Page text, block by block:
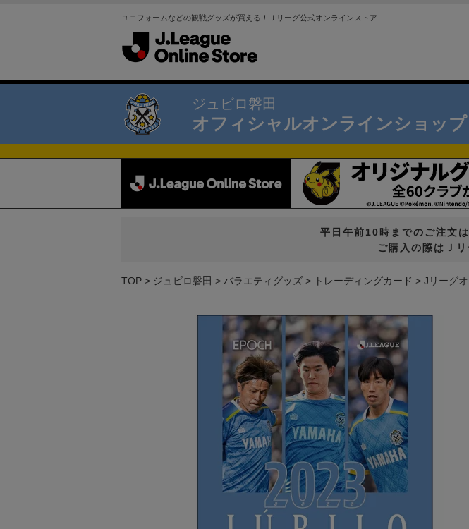
ユニフォームなどの観戦グッズが買える！Ｊリーグ公式オンラインストア
ジュビロ磐田
オフィシャルオンラインショップ
平日午前10時までのご注文
ご購入の際はＪ
TOP ジュビロ磐田 バラエティグッズ トレーディングカード Jリーグ